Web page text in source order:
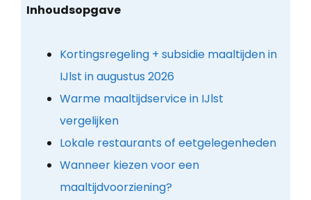
Inhoudsopgave
Kortingsregeling + subsidie maaltijden in
IJlst in augustus 2026
Warme maaltijdservice in IJlst
vergelijken
Lokale restaurants of eetgelegenheden
Wanneer kiezen voor een
maaltijdvoorziening?